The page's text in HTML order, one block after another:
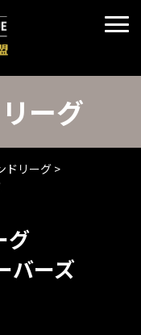
ーグ
ドリーグ>
グ
バーズ